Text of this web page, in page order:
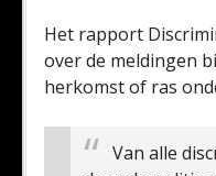
Het rapport
over de meldingen
herkomst of ras
Van alle